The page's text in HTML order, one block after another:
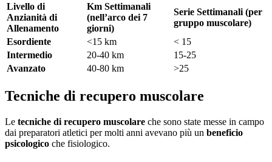
Livello di
Anzianità di
Allenamento
Km Settimanali
(nell’arco dei 7
giorni)
Serie Settimanali (per
gruppo muscolare)
Esordiente
<15 km
< 15
Intermedio
20-40 km
15-25
Avanzato
40-80 km >25
Tecniche di recupero muscolare
Le tecniche di recupero muscolare che sono state messe in campo
dai preparatori atletici per molti anni avevano più un beneficio
psicologico che fisiologico.